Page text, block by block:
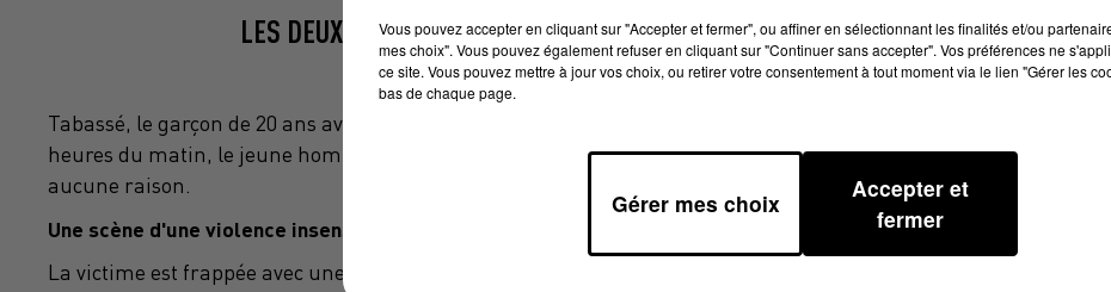
LES DEUX AGRESSEURS VONT DEVOIR RENDRE DES COMPTES.
Tabassé, le garçon de 20 ans avait failli y laisser la vie à Toulouse. En octobre dernier, quartier Empalot vers 3
heures du matin, le jeune homme rentre chez lui. Quatre à cinq individus lui tombent alors dessus, sans
aucune raison.
Une scène d'une violence insensée
La victime est frappée avec une violence inouïe, elle tente de se relever, de s'enfuir. Les agresseurs continuent
Vous pouvez accepter en cliquant sur "Accepter et fermer", ou affiner en sélectionnant les finalités et/ou
mes choix". Vous pouvez également refuser en cliquant sur "Continuer sans accepter". Vos préférences ne
ce site. Vous pouvez mettre à jour vos choix, ou retirer votre consentement à tout moment via le lien "Gérer les
bas de chaque page.
Gérer mes choix
Accepter et
fermer